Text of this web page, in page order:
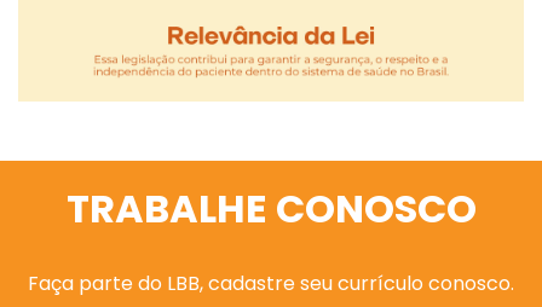
TRABALHE CONOSCO
Faça parte do LBB, cadastre seu currículo conosco.